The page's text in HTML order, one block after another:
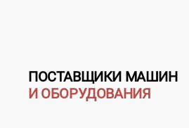
ПОСТАВЩИКИ МАШИН
И ОБОРУДОВАНИЯ